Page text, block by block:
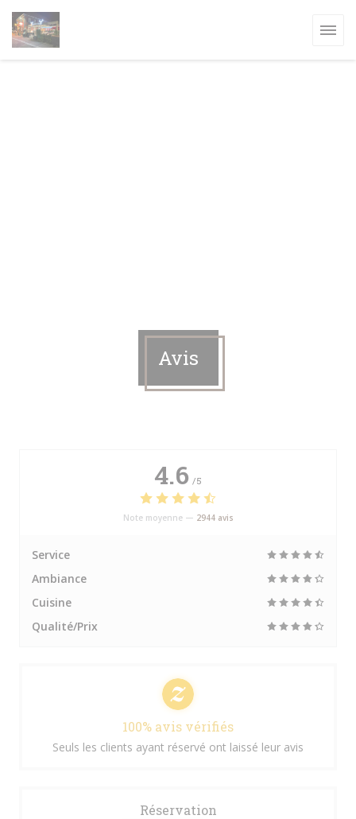
Avis
4.6 /5
Note moyenne — 2944 avis
Service
Ambiance
Cuisine
Qualité/Prix
100% avis vérifiés
Seuls les clients ayant réservé ont laissé leur avis
Réservation